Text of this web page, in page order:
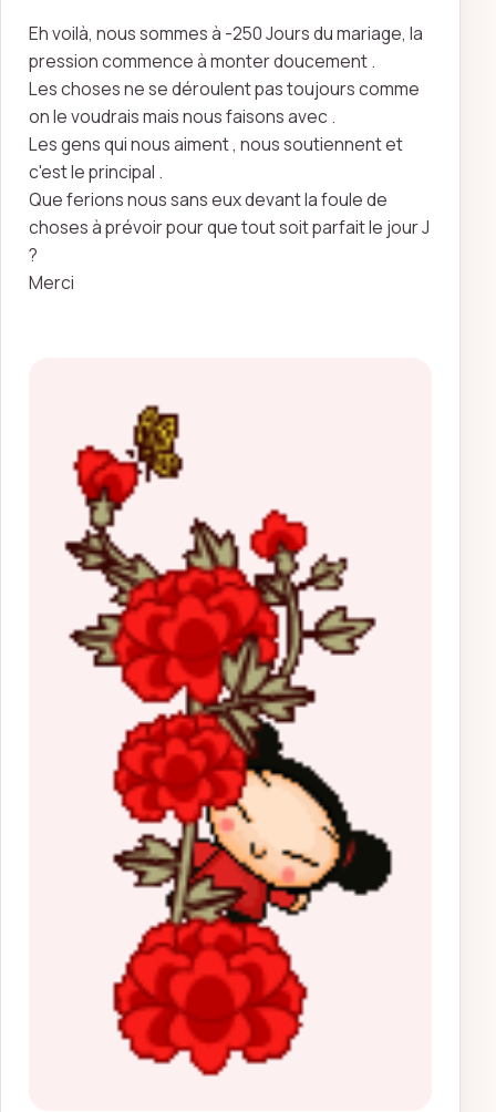
Eh voilà, nous sommes à -250 Jours du mariage, la
pression commence à monter doucement .
Les choses ne se déroulent pas toujours comme
on le voudrais mais nous faisons avec .
Les gens qui nous aiment , nous soutiennent et
c'est le principal .
Que ferions nous sans eux devant la foule de
choses à prévoir pour que tout soit parfait le jour J
?
Merci